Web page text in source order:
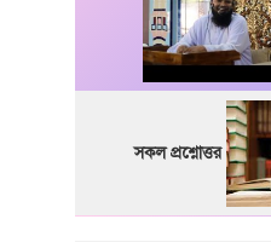
সকল প্রশ্নোত্তর